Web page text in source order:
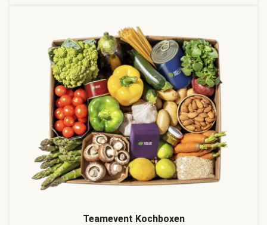
Teamevent Kochboxen